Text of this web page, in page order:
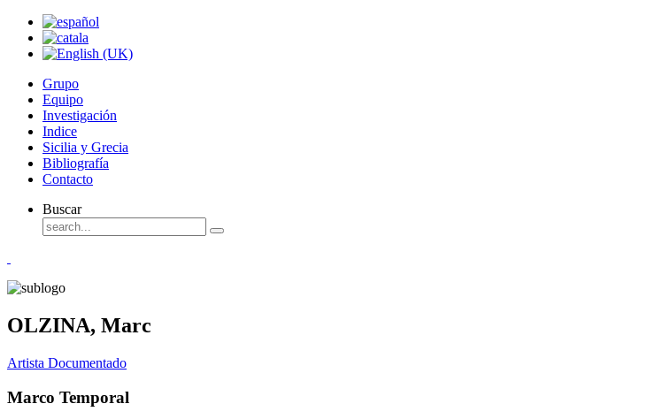
Grupo
Equipo
Investigación
Indice
Sicilia y Grecia
Bibliografía
Contacto
Buscar
OLZINA, Marc
Artista Documentado
Marco Temporal